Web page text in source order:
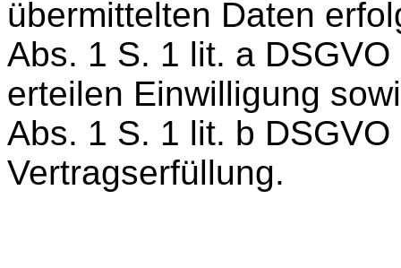
übermittelten Daten
Abs. 1 S. 1 lit. a
erteilen Einwilligung
Abs. 1 S. 1 lit. b
Vertragserfüllung.